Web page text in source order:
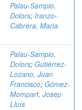
Palau-Sampio,
Dolors; Iranzo-
Cabrera, Maria
Palau-Sampio,
Dolors; Gutiérrez-
Lozano, Juan
Francisco; Gómez-
Mompart, Josep
Lluís